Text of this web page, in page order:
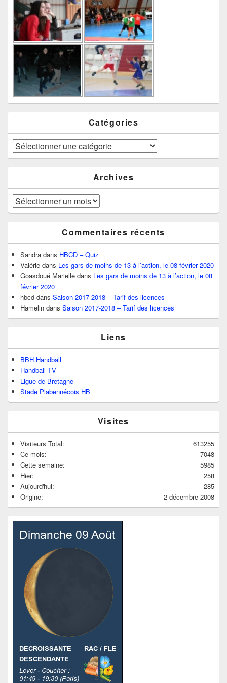
Catégories
Catégories
Archives
Archives
Commentaires récents
Sandra dans HBCD – Quiz
Valérie dans Les gars de moins de 13 à l’action, le 08 février 2020
Goasdoué Marielle dans Les gars de moins de 13 à l’action, le 08
février 2020
hbcd dans Saison 2017-2018 – Tarif des licences
Hamelin dans Saison 2017-2018 – Tarif des licences
Liens
BBH Handball
Handball TV
Ligue de Bretagne
Stade Plabennécois HB
Visites
613255
Visiteurs Total:
7048
Ce mois:
5985
Cette semaine:
258
Hier:
285
Aujourd'hui:
2 décembre 2008
Origine: